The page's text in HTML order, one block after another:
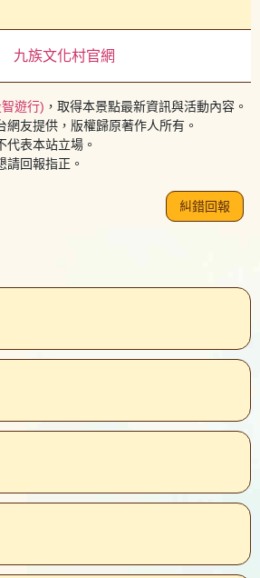
九族文化村官網
遊行) ，取得本景點最新資訊與活動內容。
網友提供，版權歸原著作人所有。
代表本站立場。
請回報指正。
糾錯回報